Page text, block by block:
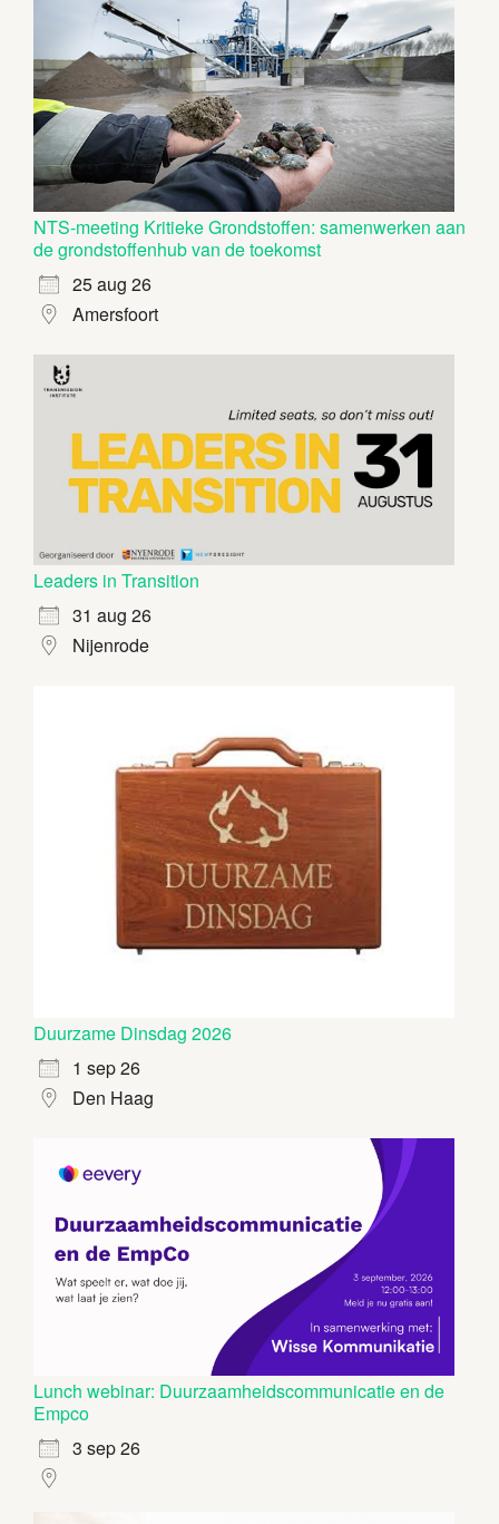
NTS-meeting Kritieke Grondstoffen: samenwerken aan
de grondstoffenhub van de toekomst
25 aug 26
Amersfoort
Leaders in Transition
31 aug 26
Nijenrode
Duurzame Dinsdag 2026
1 sep 26
Den Haag
Lunch webinar: Duurzaamheidscommunicatie en de
Empco
3 sep 26